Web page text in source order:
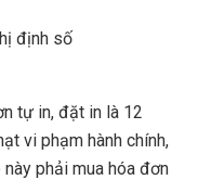
định số
tự in, đặt in là 12
vi phạm hành chính,
phải mua hóa đơn